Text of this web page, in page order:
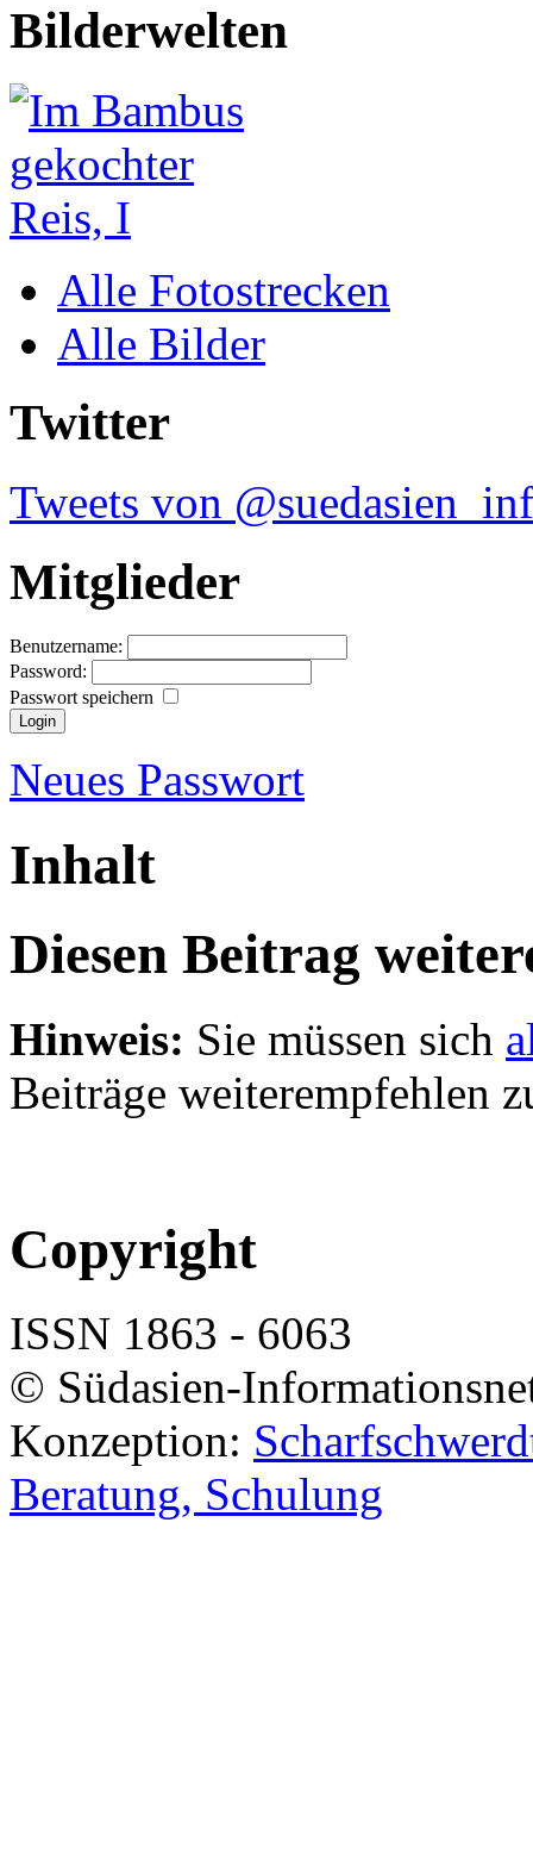
Bilderwelten
Alle Fotostrecken
Alle Bilder
Twitter
Tweets von
Mitglieder
Benutzername:
Password:
Passwort speichern
Neues Passwort
Inhalt
Diesen Beitrag
Hinweis: Sie müssen sich
Beiträge weiterempfehlen
Copyright
ISSN 1863 - 6063
© Südasien-
Konzeption:
Beratung, Schulung